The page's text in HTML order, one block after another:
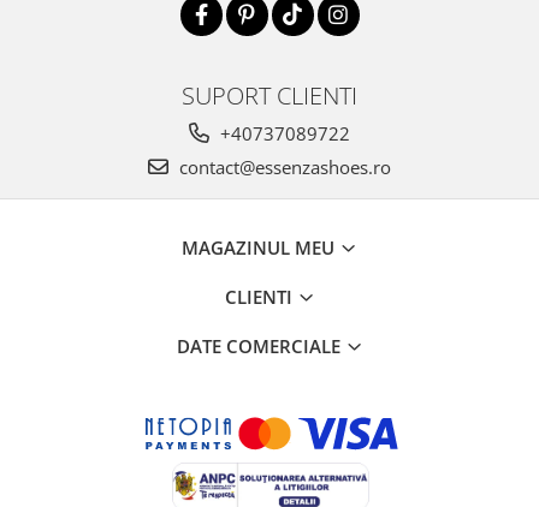
SUPORT CLIENTI
+40737089722
contact@essenzashoes.ro
MAGAZINUL MEU
CLIENTI
DATE COMERCIALE